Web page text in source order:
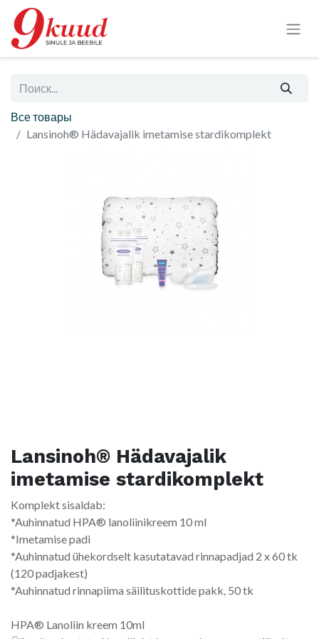
Все товары
Lansinoh® Hädavajalik imetamise stardikomplekt
Lansinoh® Hädavajalik
imetamise stardikomplekt
Komplekt sisaldab:
*Auhinnatud HPA® lanoliinikreem 10 ml
*Imetamise padi
*Auhinnatud ühekordselt kasutatavad rinnapadjad 2 x 60 tk
(120 padjakest)
*Auhinnatud rinnapiima säilituskottide pakk, 50 tk
HPA® Lanoliin kreem 10ml